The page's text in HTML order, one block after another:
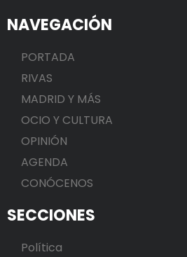
NAVEGACIÓN
PORTADA
RIVAS
MADRID Y MÁS
OCIO Y CULTURA
OPINIÓN
AGENDA
CONÓCENOS
SECCIONES
Política